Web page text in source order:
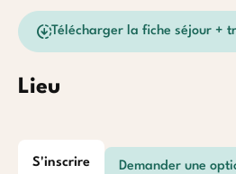
Télécharger la fiche séjour +
Lieu
S'inscrire Demander une